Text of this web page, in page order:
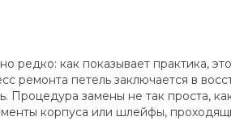
редко: как показывает практика,
ремонта петель заключается в
Процедура замены не так проста,
корпуса или шлейфы,